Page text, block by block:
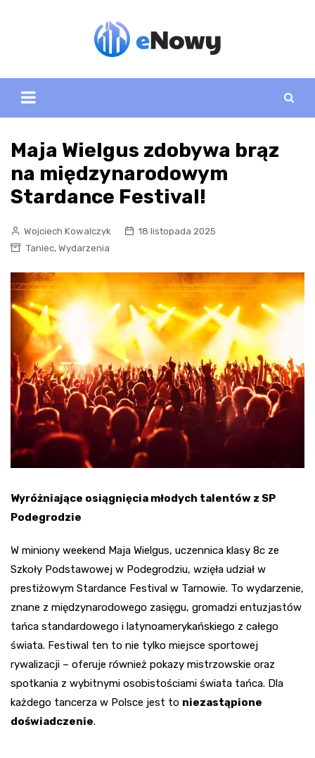
Maja Wielgus zdobywa brąz
na międzynarodowym
Stardance Festival!
Wojciech Kowalczyk
18 listopada 2025
Taniec, Wydarzenia
Wyróżniające osiągnięcia młodych talentów z SP
Podegrodzie
W miniony weekend Maja Wielgus, uczennica klasy 8c ze
Szkoły Podstawowej w Podegrodziu, wzięła udział w
prestiżowym Stardance Festival w Tarnowie. To wydarzenie,
znane z międzynarodowego zasięgu, gromadzi entuzjastów
tańca standardowego i latynoamerykańskiego z całego
świata. Festiwal ten to nie tylko miejsce sportowej
rywalizacji – oferuje również pokazy mistrzowskie oraz
spotkania z wybitnymi osobistościami świata tańca. Dla
każdego tancerza w Polsce jest to niezastąpione
doświadczenie.